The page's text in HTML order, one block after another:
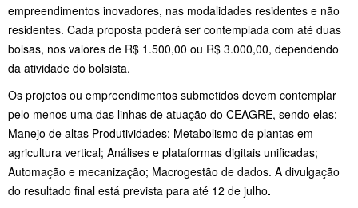
empreendimentos inovadores, nas modalidades residentes e não
residentes. Cada proposta poderá ser contemplada com até duas
bolsas, nos valores de R$ 1.500,00 ou R$ 3.000,00, dependendo
da atividade do bolsista.
Os projetos ou empreendimentos submetidos devem contemplar
pelo menos uma das linhas de atuação do CEAGRE, sendo elas:
Manejo de altas Produtividades; Metabolismo de plantas em
agricultura vertical; Análises e plataformas digitais unificadas;
Automação e mecanização; Macrogestão de dados. A divulgação
do resultado final está prevista para até 12 de julho.